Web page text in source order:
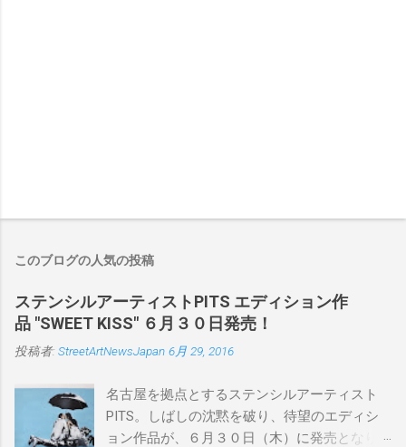
このブログの人気の投稿
ステンシルアーティストPITS エディション作
品 "SWEET KISS" ６月３０日発売！
投稿者: StreetArtNewsJapan 6月 29, 2016
名古屋を拠点とするステンシルアーティスト
PITS。しばしの沈黙を破り、待望のエディシ
ョン作品が、６月３０日（木）に発売となり